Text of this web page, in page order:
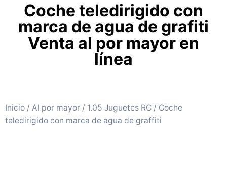
Coche teledirigido con
marca de agua de grafiti
Venta al por mayor en
línea
Inicio / Al por mayor / 1.05 Juguetes RC / Coche
teledirigido con marca de agua de graffiti